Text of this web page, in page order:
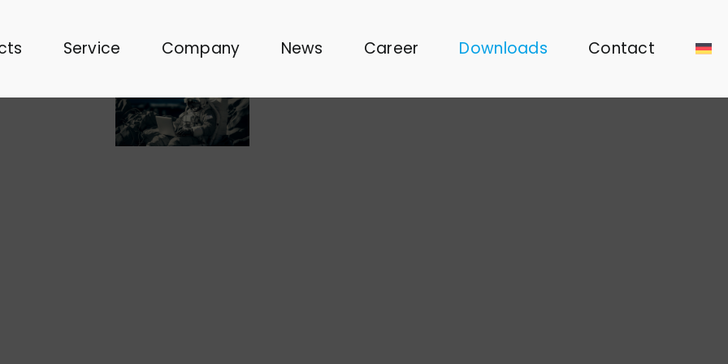
Service Company News Career Downloads Contact